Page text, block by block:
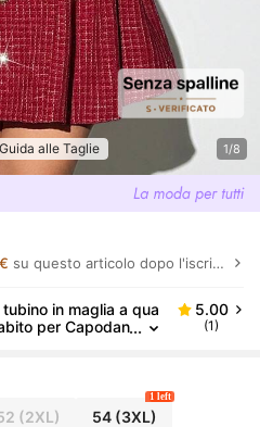
Guida alle Taglie 1/8
su questo articolo dopo l'iscrizione.
in maglia a qua
per Capodan
5.00
(1)
(2XL) 54(3XL)
1 left